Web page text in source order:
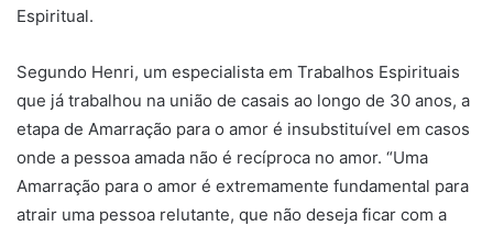
Espiritual.
Segundo Henri, um especialista em Trabalhos Espirituais
que já trabalhou na união de casais ao longo de 30 anos, a
etapa de Amarração para o amor é insubstituível em casos
onde a pessoa amada não é recíproca no amor. “Uma
Amarração para o amor é extremamente fundamental para
atrair uma pessoa relutante, que não deseja ficar com a